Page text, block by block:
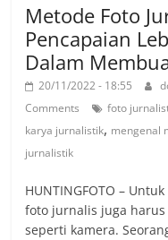
Metode Foto
Pencapaian
Dalam
20/11/2022 - 18:55
Comments
foto
karya jurnalistik, mengenal
jurnalistik
HUNTINGFOTO –
foto jurnalis juga
seperti kamera.